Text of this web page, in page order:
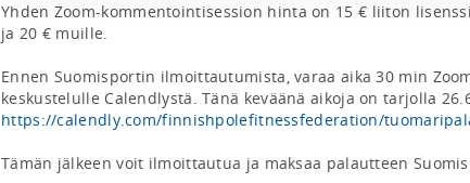
Yhden Zoom-kommentointisession hinta on 15 € liiton
ja 20 € muille.
Ennen Suomisportin ilmoittautumista, varaa aika 30 min
https://calendly.com/finnishpolefitnessfederation/
Tämän jälkeen voit ilmoittautua ja maksaa palautteen